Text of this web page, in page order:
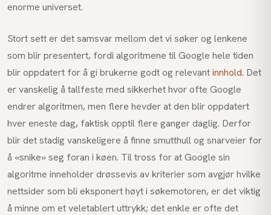
enorme universet.
Stort sett er det samsvar mellom det vi søker og lenkene
som blir presentert, fordi algoritmene til Google hele tiden
blir oppdatert for å gi brukerne godt og relevantinnhold. Det
er vanskelig å tallfeste med sikkerhet hvor ofte Google
endrer algoritmen, men flere hevder at den blir oppdatert
hver eneste dag, faktisk opptil flere ganger daglig. Derfor
blir det stadig vanskeligere å finne smutthull og snarveier for
å «snike» seg foran i køen. Til tross for at Google sin
algoritme inneholder drøssevis av kriterier som avgjør hvilke
nettsider som bli eksponert høyt i søkemotoren, er det viktig
å minne om et veletablert uttrykk; det enkle er ofte det